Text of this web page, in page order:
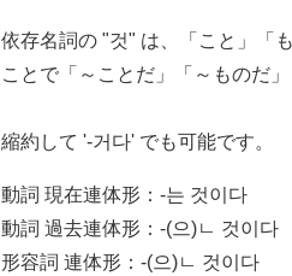
依存名詞の "것" は、「こと」「
ことで「～ことだ」「～ものだ」
縮約して '-거다' でも可能です。
動詞 現在連体形：-는 것이다
動詞 過去連体形：-(으)ㄴ 것이다
形容詞 連体形：-(으)ㄴ 것이다